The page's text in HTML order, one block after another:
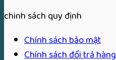
chinh sách quy định
Chính sách bảo mật
Chính sách đổi trả hàng